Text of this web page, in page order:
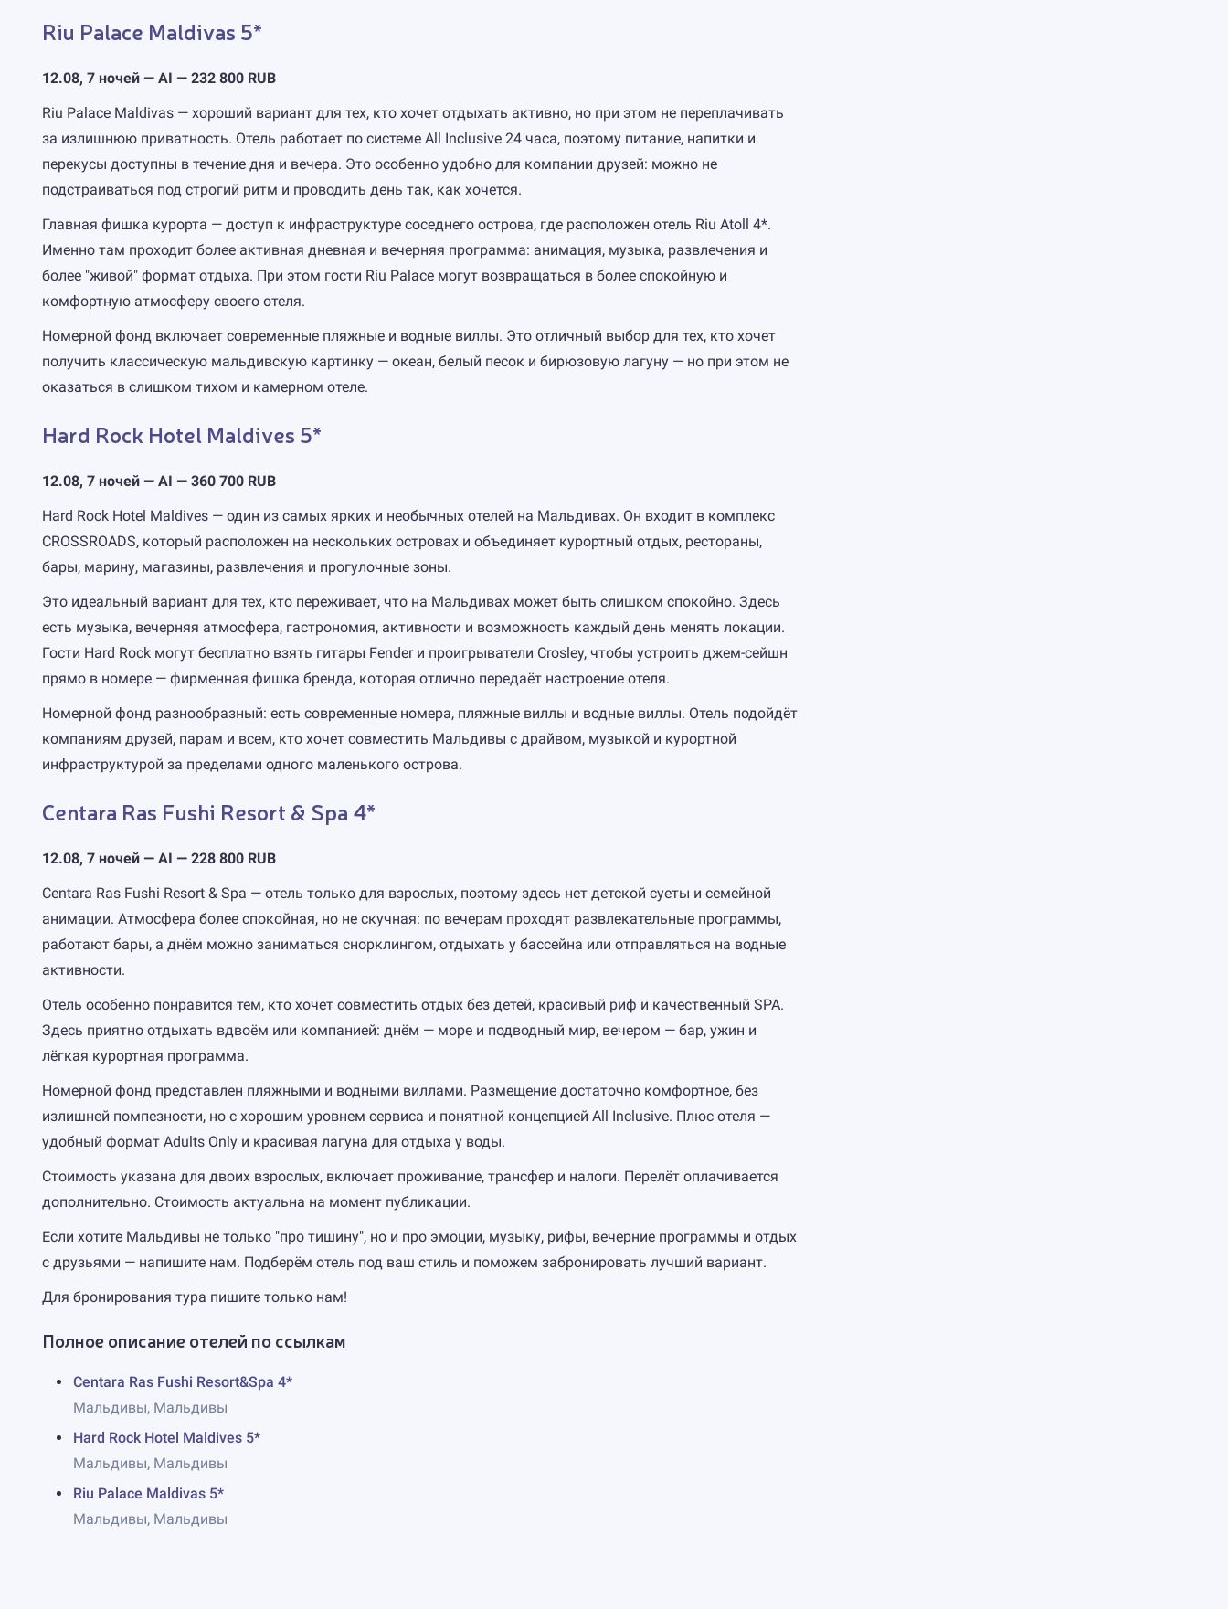
Riu Palace Maldivas 5*
12.08, 7 ночей — AI — 232 800 RUB
Riu Palace Maldivas — хороший вариант для тех, кто хочет отдыхать активно, но при этом не переплачивать
за излишнюю приватность. Отель работает по системе All Inclusive 24 часа, поэтому питание, напитки и
перекусы доступны в течение дня и вечера. Это особенно удобно для компании друзей: можно не
подстраиваться под строгий ритм и проводить день так, как хочется.
Главная фишка курорта — доступ к инфраструктуре соседнего острова, где расположен отель Riu Atoll 4*.
Именно там проходит более активная дневная и вечерняя программа: анимация, музыка, развлечения и
более "живой" формат отдыха. При этом гости Riu Palace могут возвращаться в более спокойную и
комфортную атмосферу своего отеля.
Номерной фонд включает современные пляжные и водные виллы. Это отличный выбор для тех, кто хочет
получить классическую мальдивскую картинку — океан, белый песок и бирюзовую лагуну — но при этом не
оказаться в слишком тихом и камерном отеле.
Hard Rock Hotel Maldives 5*
12.08, 7 ночей — AI — 360 700 RUB
Hard Rock Hotel Maldives — один из самых ярких и необычных отелей на Мальдивах. Он входит в комплекс
CROSSROADS, который расположен на нескольких островах и объединяет курортный отдых, рестораны,
бары, марину, магазины, развлечения и прогулочные зоны.
Это идеальный вариант для тех, кто переживает, что на Мальдивах может быть слишком спокойно. Здесь
есть музыка, вечерняя атмосфера, гастрономия, активности и возможность каждый день менять локации.
Гости Hard Rock могут бесплатно взять гитары Fender и проигрыватели Crosley, чтобы устроить джем-сейшн
прямо в номере — фирменная фишка бренда, которая отлично передаёт настроение отеля.
Номерной фонд разнообразный: есть современные номера, пляжные виллы и водные виллы. Отель подойдёт
компаниям друзей, парам и всем, кто хочет совместить Мальдивы с драйвом, музыкой и курортной
инфраструктурой за пределами одного маленького острова.
Centara Ras Fushi Resort & Spa 4*
12.08, 7 ночей — AI — 228 800 RUB
Centara Ras Fushi Resort & Spa — отель только для взрослых, поэтому здесь нет детской суеты и семейной
анимации. Атмосфера более спокойная, но не скучная: по вечерам проходят развлекательные программы,
работают бары, а днём можно заниматься снорклингом, отдыхать у бассейна или отправляться на водные
активности.
Отель особенно понравится тем, кто хочет совместить отдых без детей, красивый риф и качественный SPA.
Здесь приятно отдыхать вдвоём или компанией: днём — море и подводный мир, вечером — бар, ужин и
лёгкая курортная программа.
Номерной фонд представлен пляжными и водными виллами. Размещение достаточно комфортное, без
излишней помпезности, но с хорошим уровнем сервиса и понятной концепцией All Inclusive. Плюс отеля —
удобный формат Adults Only и красивая лагуна для отдыха у воды.
Стоимость указана для двоих взрослых, включает проживание, трансфер и налоги. Перелёт оплачивается
дополнительно. Стоимость актуальна на момент публикации.
Если хотите Мальдивы не только "про тишину", но и про эмоции, музыку, рифы, вечерние программы и отдых
с друзьями — напишите нам. Подберём отель под ваш стиль и поможем забронировать лучший вариант.
Для бронирования тура пишите только нам!
Полное описание отелей по ссылкам
Centara Ras Fushi Resort&Spa 4*
Мальдивы, Мальдивы
Hard Rock Hotel Maldives 5*
Мальдивы, Мальдивы
Riu Palace Maldivas 5*
Мальдивы, Мальдивы